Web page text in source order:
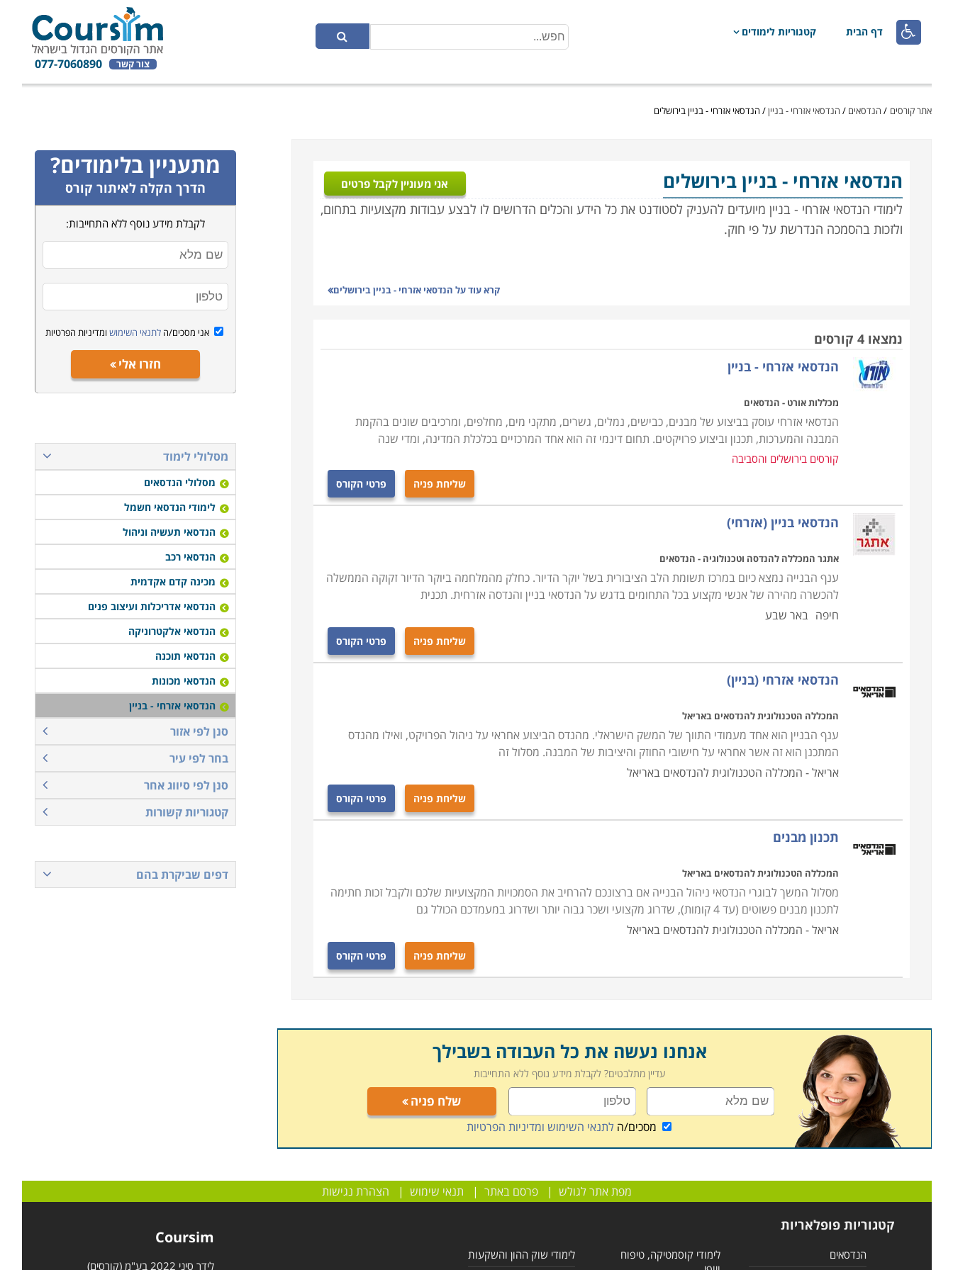
 דף הבית קטגוריות לימודים
צור קשר 077-7060890
אתר קורסים / הנדסאים / הנדסאי אזרחי - בניין/ הנדסאי אזרחי - בניין בירושלים
הנדסאי אזרחי - בנייןבירושלים אני מעוניין לקבל פרטים
לימודי הנדסאי אזרחי - בניין מיועדים להעניק לסטודנט את כל הידע והכלים הדרושים לו לבצע עבודות מקצועיות בתחום,
ולזכות בהסמכה הנדרשת על פי חוק.
קרא עוד על הנדסאי אזרחי - בניין בירושלים
נמצאו 4 קורסים
הנדסאי אזרחי - בניין
מכללות אורט - הנדסאים
הנדסאי אזרחי עוסק בביצוע של מבנים, כבישים, נמלים, גשרים, מתקני מים, מחלפים, ומרכיבים שונים בהקמת
המבנה והמערכות, תכנון וביצוע פרויקטים. תחום דינמי זה הוא אחד המרכזיים בכלכלת המדינה, ומדי שנה
קורסים בירושלים והסביבה
שליחת פניה פרטי הקורס
הנדסאי בניין (אזרחי)
אתגר המכללה להנדסה וטכנולוגיה - הנדסאים
ענף הבנייה נמצא כיום במרכז תשומת הלב הציבורית בשל יוקר הדיור. כחלק מהמלחמה ביוקר הדיור זקוקה הממשלה
להכשרה מהירה של אנשי מקצוע בכל התחומים בדגש על הנדסאי בניין והנדסה אזרחית. תכנית
חיפה באר שבע
שליחת פניה פרטי הקורס
הנדסאי אזרחי (בניין)
המכללה הטכנולוגית להנדסאים באריאל
ענף הבניין הוא אחד מעמודי התווך של המשק הישראלי. מהנדס הביצוע אחראי על ניהול הפרויקט, ואילו מהנדס
המתכנן הוא זה אשר אחראי על חישובי החוזק והיציבות של המבנה. מסלול זה
אריאל - המכללה הטכנולוגית להנדסאים באריאל
שליחת פניה פרטי הקורס
תכנון מבנים
המכללה הטכנולוגית להנדסאים באריאל
מסלול המשך לבוגרי הנדסאי ניהול הבנייה אם ברצונכם להרחיב את הסמכויות המקצועיות שלכם ולקבל זכות חתימה
לתכנון מבנים פשוטים (עד 4 קומות), שדרוג מקצועי ושכר גבוה יותר ושדרוג במעמדכם הכולל גם
אריאל - המכללה הטכנולוגית להנדסאים באריאל
שליחת פניה פרטי הקורס
אנחנו נעשה את כל העבודה בשבילך
עדיין מתלבטים? לקבלת מידע נוסף ללא התחייבות
שלח פניה
מסכים/הלתנאי השימוש ומדיניות הפרטיות
מתעניין בלימודים?
הדרך הקלה לאיתור קורס
לקבלת מידע נוסף ללא התחייבות:
אני מסכים/הלתנאי השימוש ומדיניות הפרטיות
חזרו אלי
מסלולי לימוד
מסלולי הנדסאים
לימודי הנדסאי חשמל
הנדסאי תעשיה וניהול
הנדסאי רכב
מכינה קדם אקדמית
הנדסאי אדריכלות ועיצוב פנים
הנדסאי אלקטרוניקה
הנדסאי תוכנה
הנדסאי מכונות
הנדסאי אזרחי - בניין
סנן לפי אזור
בחר לפי עיר
סנן לפי סיווג אחר
קטגוריות קשורות
דפים שביקרת בהם
מפת אתר לגולש |פרסם באתר | תנאי שימוש | הצהרת נגישות
קטגוריות פופלאריות
הנדסאים
לימודי קוסמטיקה, טיפוח
לימודי שוק ההון והשקעות
Coursim
לידר סיני 2022 בע"מ (קורסים)